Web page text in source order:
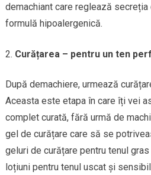
demachiant care reglează
formulă hipoalergenică.
Curățarea – pentru un ten
După demachiere, urmează
Aceasta este etapa în care îți vei
complet curată, fără urmă de
gel de curățare care să se
geluri de curățare pentru tenul
loțiuni pentru tenul uscat și